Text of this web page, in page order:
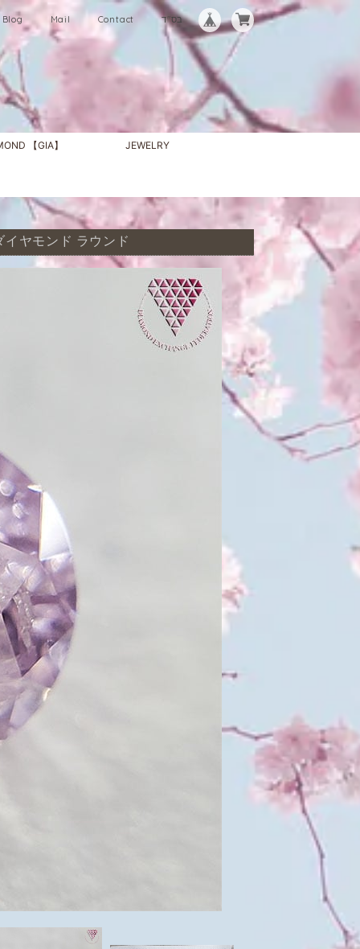
Blog Mail Contact בס"ד
【GIA】 JEWELRY
ヤモンド ラウンド